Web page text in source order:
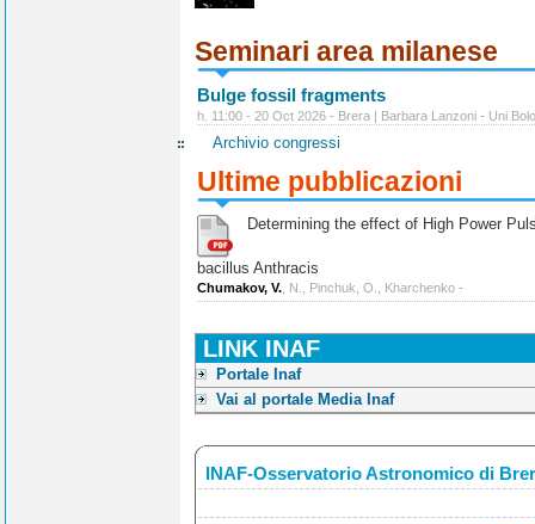
Seminari area milanese
Bulge fossil fragments
h. 11:00 - 20 Oct 2026 - Brera | Barbara Lanzoni - Uni
Archivio congressi
Ultime pubblicazioni
Determining the effect of High Power
bacillus Anthracis
Chumakov, V. , N., Pinchuk, O., Kharchenko -
LINK INAF
Portale Inaf
Vai al portale Media Inaf
INAF-Osservatorio Astronomico di